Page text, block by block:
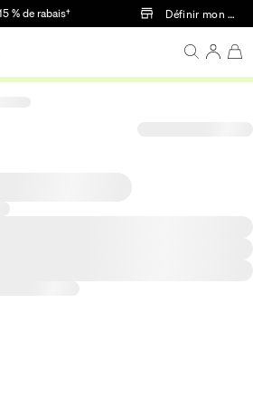
Passer au contenu principal
% de rabais† Définir mon